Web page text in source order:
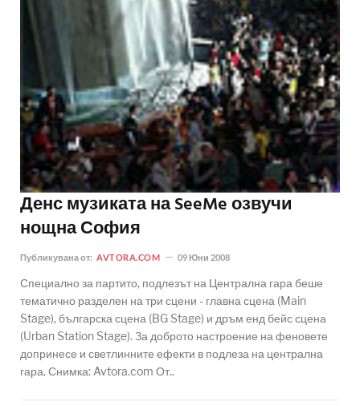
Денс музиката на SeeMe озвучи
нощна София
Публикувана от: AVTORA.COM 09 Юни 2008
Специално за партито, подлезът на Централна гара беше
тематично разделен на три сцени - главна сцена (Main
Stage), българска сцена (BG Stage) и дръм енд бейс сцена
(Urban Station Stage). За доброто настроение на феновете
допринесе и светлинните ефекти в подлеза на централна
гара. Снимка: Avtora.com От..